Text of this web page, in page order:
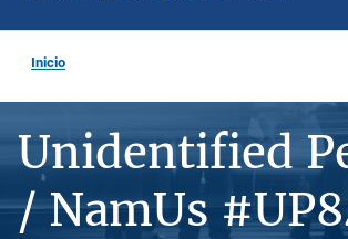
Inicio
Unidentified
/ NamUs